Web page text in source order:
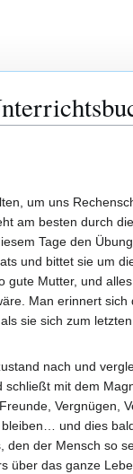
um uns
am besten durch
Tage den
und bittet sie um
Mutter, und
Man erinnert
sie sich zum
nach und
mit dem
Vergnügen,
und dies
den der Mensch
über das ganze